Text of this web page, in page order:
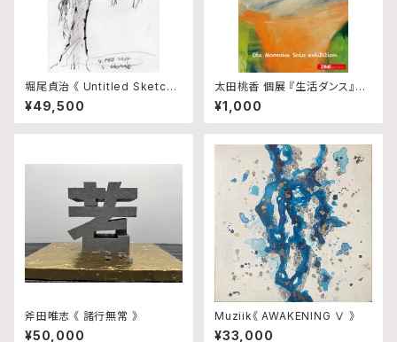
堀尾貞治 《 Untitled Sketch
3 》
¥49,500
太田桃香 個展 『生活ダンス』図
録
¥1,000
斧田唯志 《 諸行無常 》
¥50,000
Muziik《 AWAKENING Ⅴ 》
¥33,000